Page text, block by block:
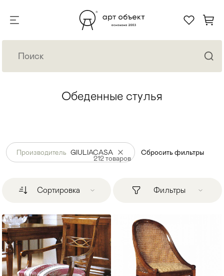
Обеденные стулья
Производитель GIULIACASA Сбросить фильтры
212товаров
Сортировка Фильтры